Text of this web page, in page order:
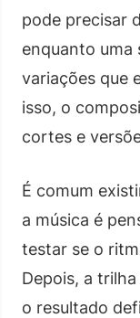
pode precisar
enquanto uma
variações que
isso, o
cortes e
É comum
a música é
testar se o
Depois, a
o resultado